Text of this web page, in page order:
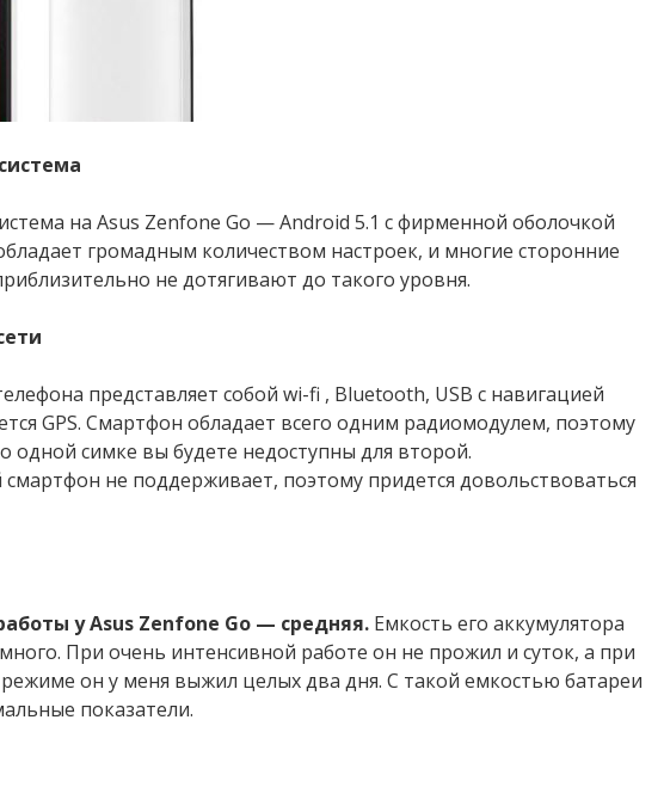
на Asus Zenfone Go — Android 5.1 с фирменной оболочкой
громадным количеством настроек, и многие сторонние
не дотягивают до такого уровня.
представляет собой wi-fi , Bluetooth, USB с навигацией
GPS. Смартфон обладает всего одним радиомодулем, поэтому
одной симке вы будете недоступны для второй.
смартфон не поддерживает, поэтому придется довольствоваться
у Asus Zenfone Go — средняя. Емкость его аккумулятора
При очень интенсивной работе он не прожил и суток, а при
он у меня выжил целых два дня. С такой емкостью батареи
показатели.